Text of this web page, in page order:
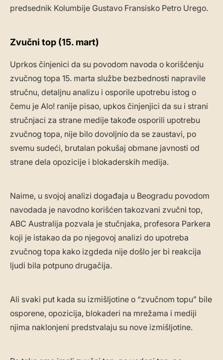
predsednik Kolumbije Gustavo Fransisko Petro Urego.
Zvučni top (15. mart)
Uprkos činjenici da su povodom navoda o korišćenju
zvučnog topa 15. marta službe bezbednosti napravile
stručnu, detaljnu analizu i osporile upotrebu istog o
čemu je Alo! ranije pisao, upkos činjenjici da su i strani
stručnjaci za strane medije takođe osporili upotrebu
zvučnog topa, nije bilo dovoljnio da se zaustavi, po
svemu sudeći, brutalan pokušaj obmane javnosti od
strane dela opozicije i blokaderskih medija.
Naime, u svojoj analizi događaja u Beogradu povodom
navodada je navodno korišćen takozvani zvučni top,
ABC Australija pozvala je stučnjaka, profesora Parkera
koji je istakao da po njegovoj analizi do upotreba
zvučnog topa kako izgdeda nije došlo jer bi reakcija
ljudi bila potpuno drugačija.
Ali svaki put kada su izmišljotine o “zvučnom topu” bile
osporene, opozicija, blokaderi na mrežama i mediji
njima naklonjeni predstvalaju su nove izmišljotine.